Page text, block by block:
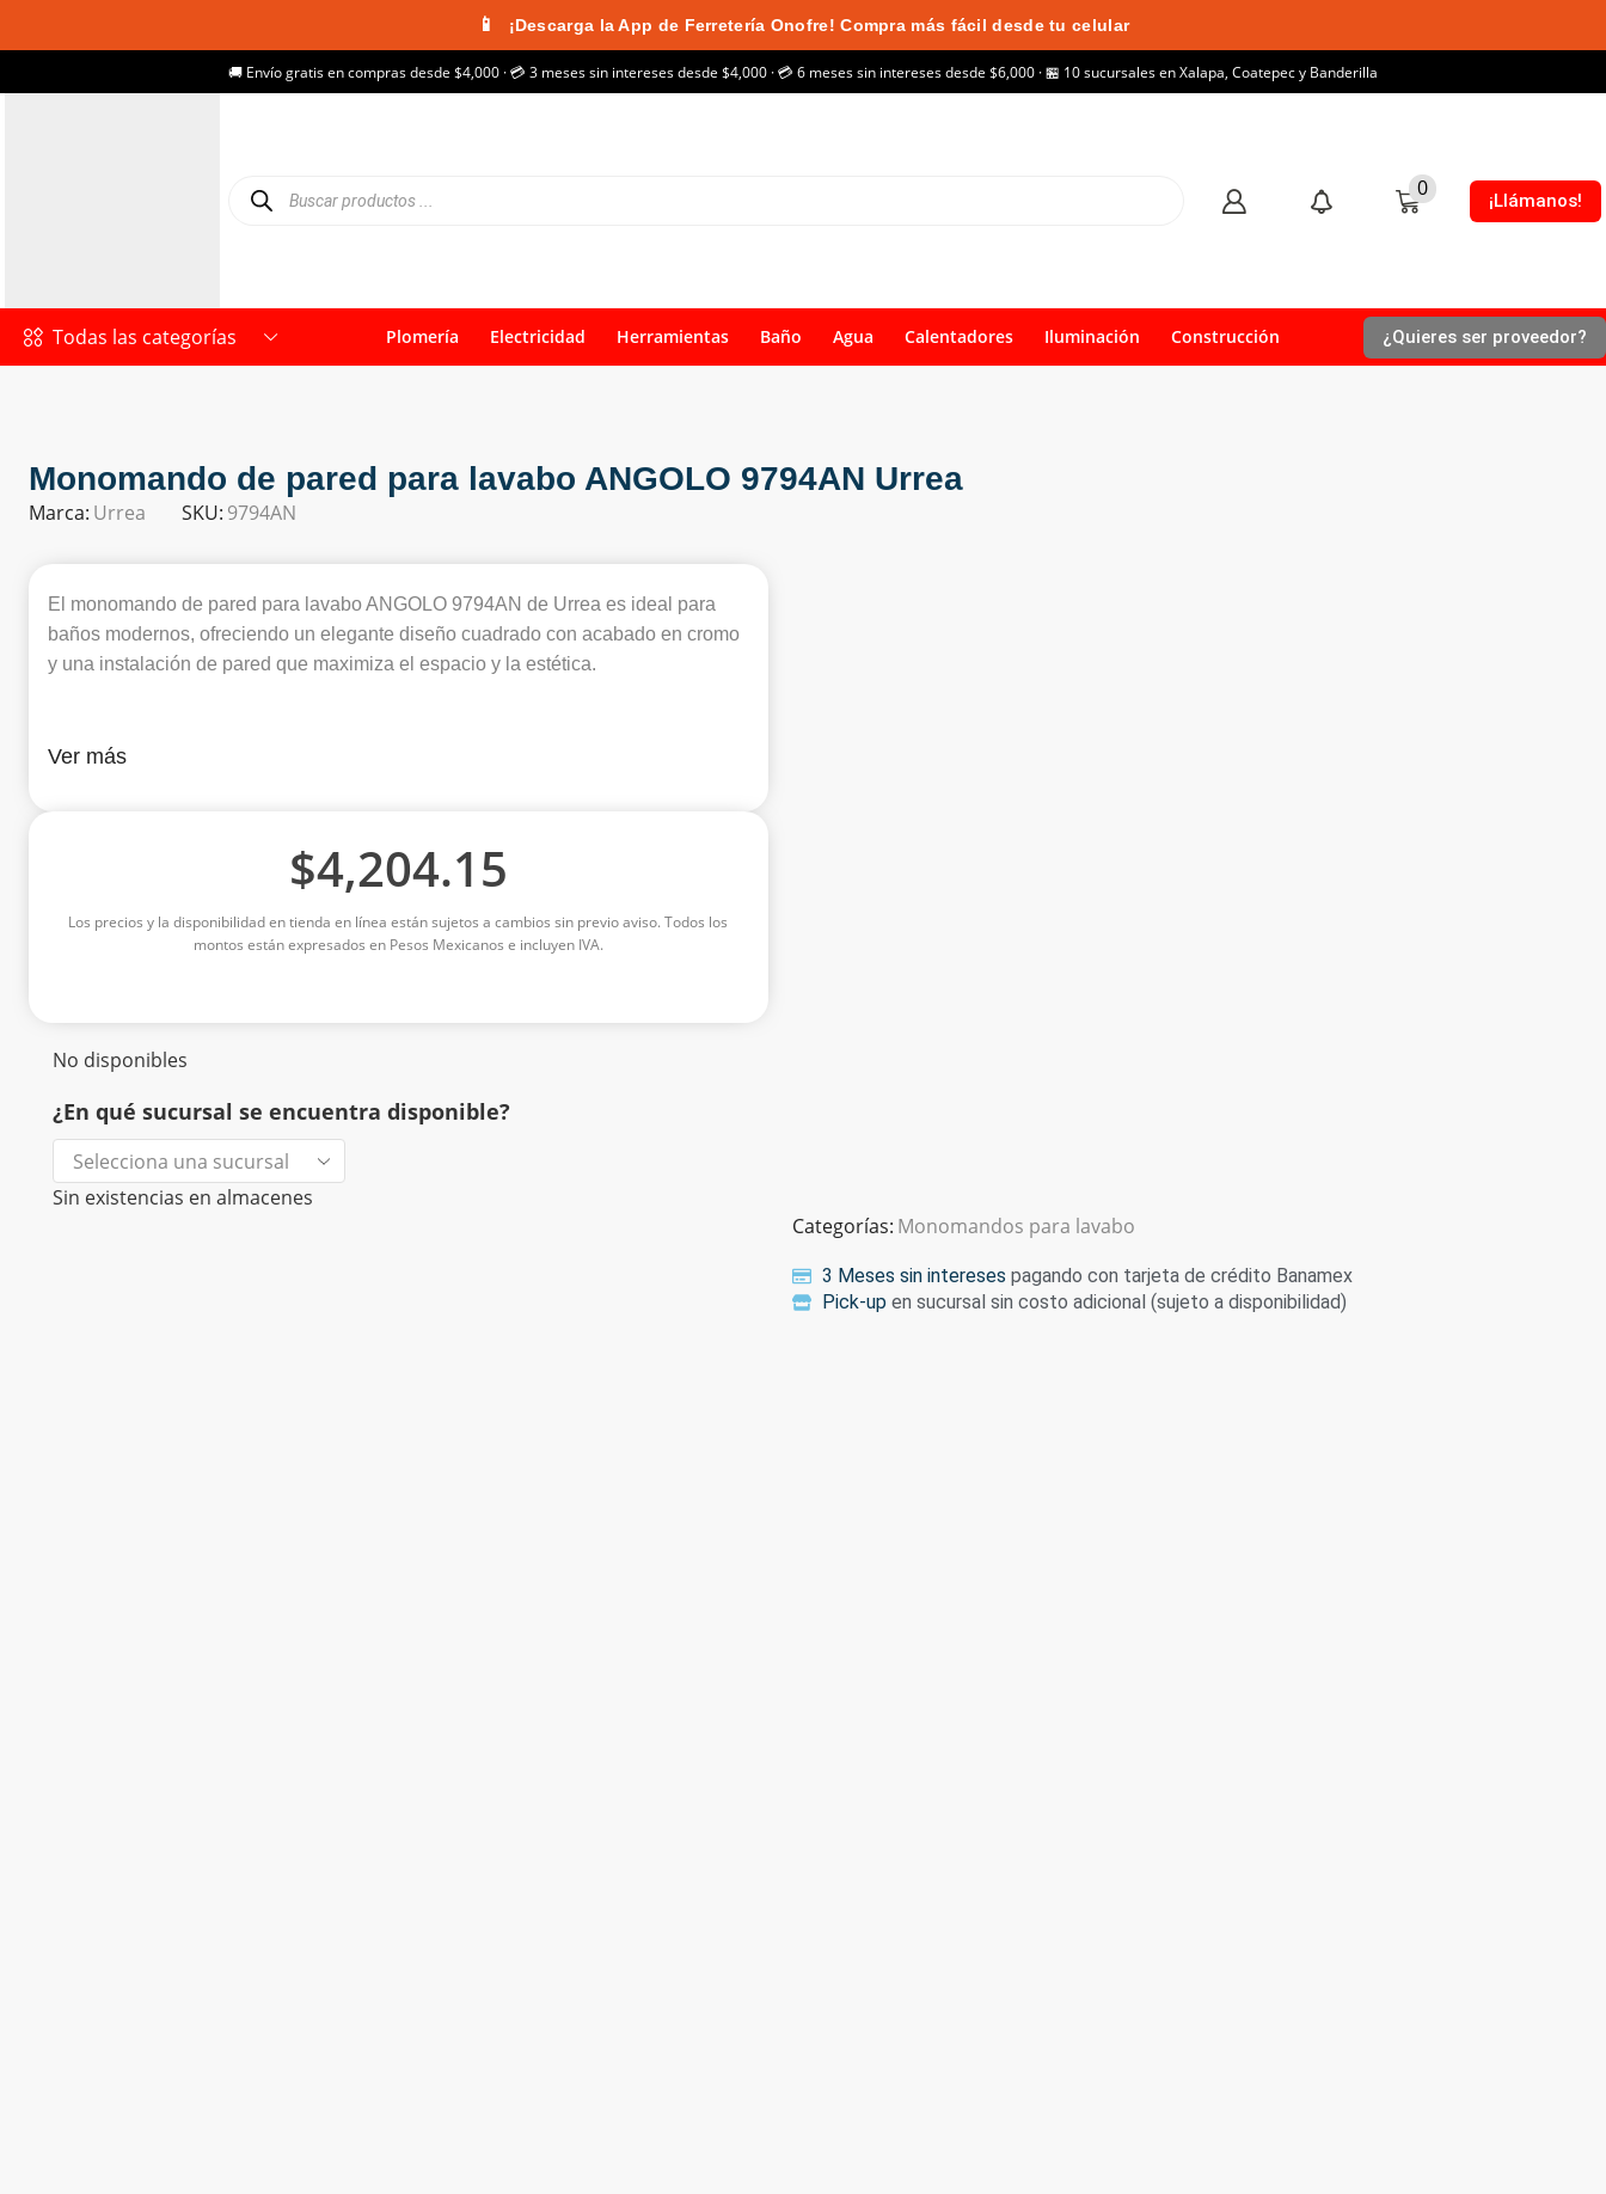
📱 ¡Descarga la App de Ferretería Onofre! Compra más fácil desde tu celular
🚚 Envío gratis en compras desde $4,000 · 💳 3 meses sin intereses desde $4,000 · 💳 6 meses sin intereses desde $6,000 · 🏪 10 sucursales en Xalapa, Coatepec y Banderilla
0 ¡Llámanos!
Todas las categorías Plomería Electricidad Herramientas Baño Agua Calentadores Iluminación Construcción ¿Quieres ser proveedor?
Monomando de pared para lavabo ANGOLO 9794AN Urrea
Marca: Urrea SKU: 9794AN
El monomando de pared para lavabo ANGOLO 9794AN de Urrea es ideal para
baños modernos, ofreciendo un elegante diseño cuadrado con acabado en cromo
y una instalación de pared que maximiza el espacio y la estética.
Ver más
$4,204.15
Los precios y la disponibilidad en tienda en línea están sujetos a cambios sin previo aviso. Todos los
montos están expresados en Pesos Mexicanos e incluyen IVA.
No disponibles
¿En qué sucursal se encuentra disponible?
Sin existencias en almacenes
Categorías: Monomandos para lavabo
3 Meses sin intereses pagando con tarjeta de crédito Banamex
Pick-upen sucursal sin costo adicional (sujeto a disponibilidad)